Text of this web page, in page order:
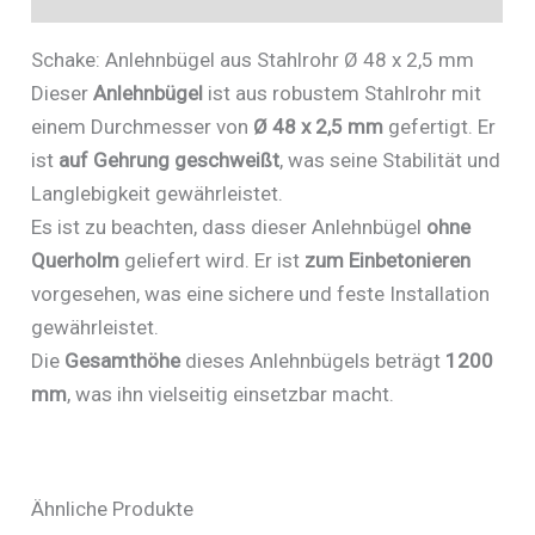
Schake: Anlehnbügel aus Stahlrohr Ø 48 x 2,5 mm
DieserAnlehnbügel ist aus robustem Stahlrohr mit
einem Durchmesser von Ø 48 x 2,5 mm gefertigt. Er
ist auf Gehrung geschweißt, was seine Stabilität und
Langlebigkeit gewährleistet.
Es ist zu beachten, dass dieser Anlehnbügel ohne
Querholm geliefert wird. Er ist zum Einbetonieren
vorgesehen, was eine sichere und feste Installation
gewährleistet.
Die Gesamthöhedieses Anlehnbügels beträgt 1200
mm, was ihn vielseitig einsetzbar macht.
Ähnliche Produkte